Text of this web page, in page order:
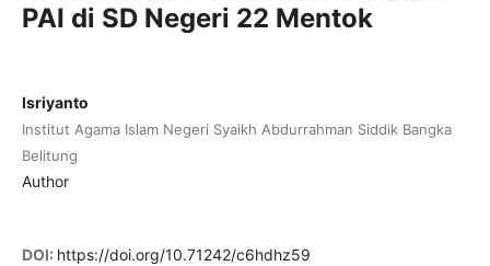
PAI di SD Negeri 22 Mentok
Isriyanto
Institut Agama Islam Negeri Syaikh Abdurrahman Siddik Bangka
Belitung
Author
DOI: https://doi.org/10.71242/c6hdhz59